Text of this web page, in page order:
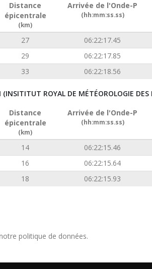
Distance
épicentrale
(km)
Arrivée de l'Onde-P
(hh:mm:ss.ss)
27 06:22:17.45
29 06:22:17.85
33 06:22:18.56
(INSITITUT ROYAL DE MÉTÉOROLOGIE DES
Distance
épicentrale
(km)
Arrivée de l'Onde-P
(hh:mm:ss.ss)
14 06:22:15.46
16 06:22:15.64
18 06:22:15.93
politique de données.